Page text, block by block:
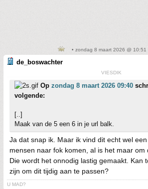
• zondag 8 maart 2026 @ 10:51
de_boswachter
VIESDIK
Op zondag 8 maart 2026 09:40
volgende:
[..]
Maak van de 5 een 6 in je url balk.
Ja dat snap ik. Maar ik vind dit echt wel
mensen naar fok komen, al is het maar om
Die wordt het onnodig lastig gemaakt. Kan
zijn om dit tijdig aan te passen?
U MAD?